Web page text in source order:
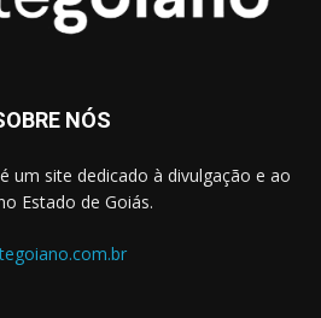
NÓS
um site dedicado à divulgação e ao
Estado de Goiás.